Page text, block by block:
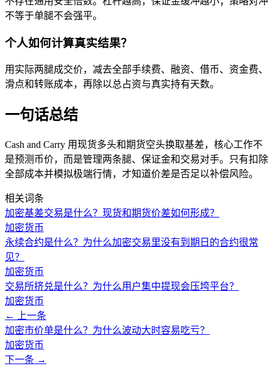
不等于单腿不会强平。
个人如何计算真实结果？
用实际两腿成交价，减去全部手续费、融资、借币、资金费、
滑点和转账成本，再除以总占资与真实持有天数。
一句话总结
Cash and Carry 用现货多头和期货空头换取基差，核心工作不
是预测币价，而是管理两条腿、保证金和交易对手。只有扣除
全部成本并模拟极端行情，才知道价差是否足以补偿风险。
相关词条
加密基差交易是什么？现货和期货价差如何形成？
加密货币
永续合约是什么？为什么加密交易里没有到期日的合约很常
见？
加密货币
交易所挤兑是什么？为什么用户集中提现会压垮平台？
加密货币
← 上一条
加密市价单是什么？为什么波动大时容易吃亏？
加密货币
下一条 →